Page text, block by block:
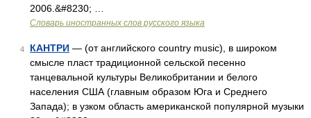
2006.&#8230; …
Словарь иностранных слов русского языка
4 КАНТРИ — (от английского country music), в широком
смысле пласт традиционной сельской песенно
танцевальной культуры Великобритании и белого
населения США (главным образом Юга и Среднего
Запада); в узком область американской популярной музыки